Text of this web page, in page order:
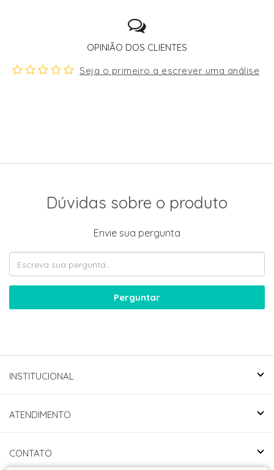
OPINIÃO DOS CLIENTES
Seja o primeiro a escrever uma análise
Dúvidas sobre o produto
Envie sua pergunta
Perguntar
INSTITUCIONAL
ATENDIMENTO
CONTATO